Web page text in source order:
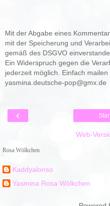
Mit der Abgabe eines
mit der Speicherung und
gemäß des DSGVO
Ein Widerspruch gegen die
jederzeit möglich. Einfach mailen
yasmina.deutsche-pop@gmx.de
‹
Web-
Rosa Wölkchen
Kaddyalonso
Yasmina Rosa Wölkchen